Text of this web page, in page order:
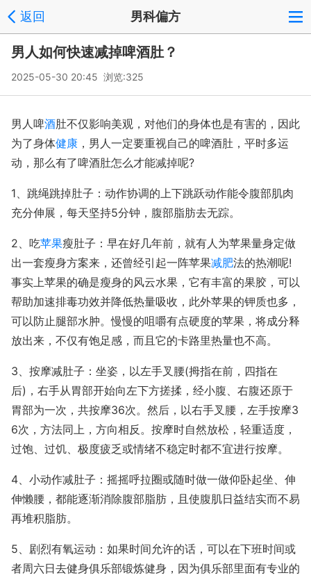
返回 男科偏方
男人如何快速减掉啤酒肚？
2025-05-30 20:45 浏览:325
男人啤酒肚不仅影响美观，对他们的身体也是有害的，因此
为了身体健康 ，男人一定要重视自己的啤酒肚，平时多运
动，那么有了啤酒肚怎么才能减掉呢?
1、跳绳跳掉肚子：动作协调的上下跳跃动作能令腹部肌肉
充分伸展，每天坚持5分钟，腹部脂肪去无踪。
2、吃苹果瘦肚子：早在好几年前，就有人为苹果量身定做
出一套瘦身方案来，还曾经引起一阵苹果减肥法的热潮呢!
事实上苹果的确是瘦身的风云水果，它有丰富的果胶，可以
帮助加速排毒功效并降低热量吸收，此外苹果的钾质也多，
可以防止腿部水肿。慢慢的咀嚼有点硬度的苹果，将成分释
放出来，不仅有饱足感，而且它的卡路里热量也不高。
3、按摩减肚子：坐姿，以左手叉腰(拇指在前，四指在
后)，右手从胃部开始向左下方搓揉，经小腹、右腹还原于
胃部为一次，共按摩36次。然后，以右手叉腰，左手按摩3
6次，方法同上，方向相反。按摩时自然放松，轻重适度，
过饱、过饥、极度疲乏或情绪不稳定时都不宜进行按摩。
4、小动作减肚子：摇摇呼拉圈或随时做一做仰卧起坐、伸
伸懒腰，都能逐渐消除腹部脂肪，且使腹肌日益结实而不易
再堆积脂肪。
5、剧烈有氧运动：如果时间允许的话，可以在下班时间或
者周六日去健身俱乐部锻炼健身，因为俱乐部里面有专业的